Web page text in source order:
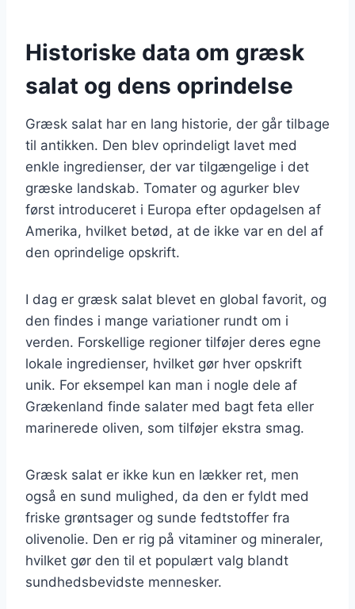
Historiske data om græsk
salat og dens oprindelse
Græsk salat har en lang historie, der går tilbage
til antikken. Den blev oprindeligt lavet med
enkle ingredienser, der var tilgængelige i det
græske landskab. Tomater og agurker blev
først introduceret i Europa efter opdagelsen af
Amerika, hvilket betød, at de ikke var en del af
den oprindelige opskrift.
I dag er græsk salat blevet en global favorit, og
den findes i mange variationer rundt om i
verden. Forskellige regioner tilføjer deres egne
lokale ingredienser, hvilket gør hver opskrift
unik. For eksempel kan man i nogle dele af
Grækenland finde salater med bagt feta eller
marinerede oliven, som tilføjer ekstra smag.
Græsk salat er ikke kun en lækker ret, men
også en sund mulighed, da den er fyldt med
friske grøntsager og sunde fedtstoffer fra
olivenolie. Den er rig på vitaminer og mineraler,
hvilket gør den til et populært valg blandt
sundhedsbevidste mennesker.